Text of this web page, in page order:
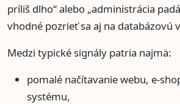
príliš dlho“ alebo „administrácia
vhodné pozrieť sa aj na databázovú
Medzi typické signály patria najmä:
pomalé načítavanie webu, e-
systému,